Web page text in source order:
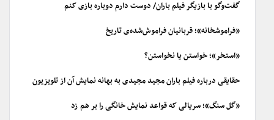
گفت‌وگو با بازیگر فیلم باران/ دوست دارم دوباره بازی کنم
«فراموشخانه»؛ قربانیان فراموش‌شده‌ی تاریخ
«استخر»؛ خواستن یا نخواستن؟
حقایقی درباره فیلم باران مجید مجیدی به بهانه نمایش آن از تلویزیون
«گل سنگ»؛ سریالی که قواعد نمایش خانگی را بر هم زد